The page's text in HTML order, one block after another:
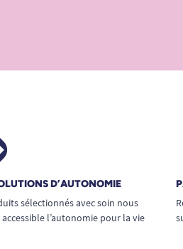
D’AUTONOMIE
sélectionnés avec soin nous
l’autonomie pour la vie